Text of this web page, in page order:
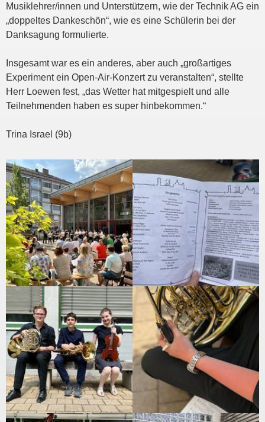
Musiklehrer/innen und Unterstützern, wie der Technik AG ein
„doppeltes Dankeschön“, wie es eine Schülerin bei der
Danksagung formulierte.
Insgesamt war es ein anderes, aber auch „großartiges
Experiment ein Open-Air-Konzert zu veranstalten“, stellte
Herr Loewen fest, „das Wetter hat mitgespielt und alle
Teilnehmenden haben es super hinbekommen.“
Trina Israel (9b)